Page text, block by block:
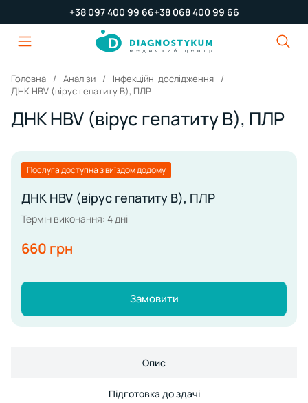
+38 097 400 99 66+38 068 400 99 66
Головна Аналізи
Інфекційні дослідження
ДНК HBV (вірус гепатиту В), ПЛР
ДНК HBV (вірус гепатиту В), ПЛР
Послуга доступна з виїздом додому
ДНК HBV (вірус гепатиту В), ПЛР
Термін виконання: 4 дні
660 грн
Замовити
Опис
Підготовка до здачі